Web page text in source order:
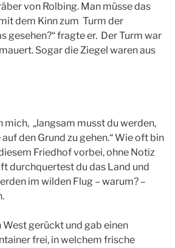
von Rolbing. Man müsse das
dem Kinn zum Turm der
gesehen?“ fragte er. Der Turm war
Sogar die Ziegel waren aus
mich, „langsam musst du werden,
den Grund zu gehen.“ Wie oft bin
Friedhof vorbei, ohne Notiz
durchquertest du das Land und
im wilden Flug – warum? –
West gerückt und gab einen
frei, in welchem frische